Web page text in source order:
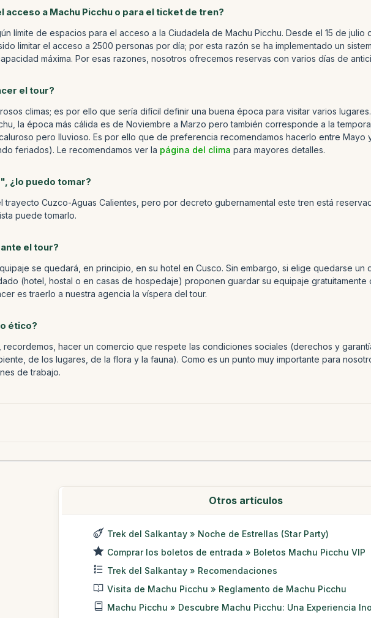
acceso a Machu Picchu o para el ticket de tren?
límite de espacios para el acceso a la Ciudadela de Machu Picchu. Desde el 15 de
limitar el acceso a 2500 personas por día; por esta razón se ha implementado un
máxima. Por esas razones, nosotros ofrecemos reservas con varios días de
el tour?
climas; es por ello que sería difícil definir una buena época para visitar varios
la época más cálida es de Noviembre a Marzo pero también corresponde a la
pero lluvioso. Es por ello que de preferencia recomendamos hacerlo entre Mayo
feriados). Le recomendamos ver la página del clima para mayores detalles.
¿lo puedo tomar?
trayecto Cuzco-Aguas Calientes, pero por decreto gubernamental este tren está
puede tomarlo.
el tour?
se quedará, en principio, en su hotel en Cusco. Sin embargo, si elige quedarse
(hotel, hostal o en casas de hospedaje) proponen guardar su equipaje
es traerlo a nuestra agencia la víspera del tour.
ético?
hacer un comercio que respete las condiciones sociales (derechos y
de los lugares, de la flora y la fauna). Como es un punto muy importante para
de trabajo.
Otros artículos
Trek del Salkantay » Noche de Estrellas (Star Party)
Comprar los boletos de entrada » Boletos Machu Picchu VIP
Trek del Salkantay » Recomendaciones
Visita de Machu Picchu » Reglamento de Machu Picchu
Machu Picchu » Descubre Machu Picchu: Una Experiencia